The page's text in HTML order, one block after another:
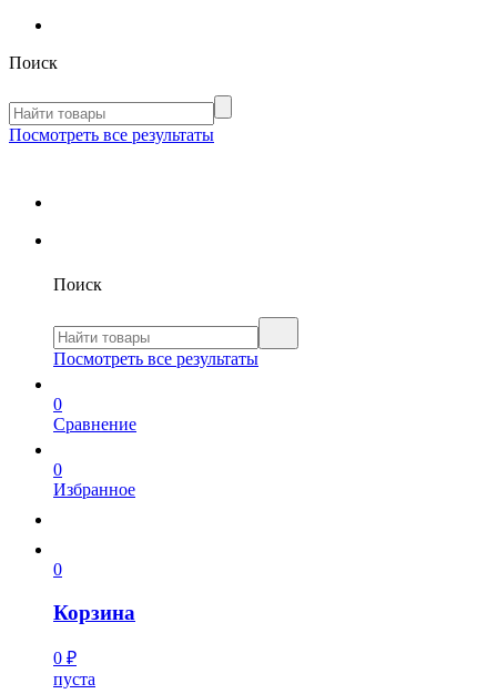
Поиск
Посмотреть все результаты
Поиск
Посмотреть все результаты
0
Сравнение
0
Избранное
0
Корзина
0 ₽
пуста